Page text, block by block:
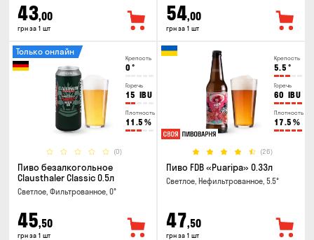
43,00
грн за 1 шт
54,00
грн за 1 шт
Крепость
0 °
Горечь
15 IBU
Плотность
11.5 %
(0)
Только онлайн
Пиво безалкогольное
Clausthaler Classic 0.5л
Светлое, Фильтрованное, 0°
45,50
грн за 1 шт
Крепость
5.5 °
Горечь
60 IBU
Плотность
17.5 %
(26)
Пиво FDB «Puaripa» 0.33л
Светлое, Нефильтрованное, 5.5°
47,50
грн за 1 шт